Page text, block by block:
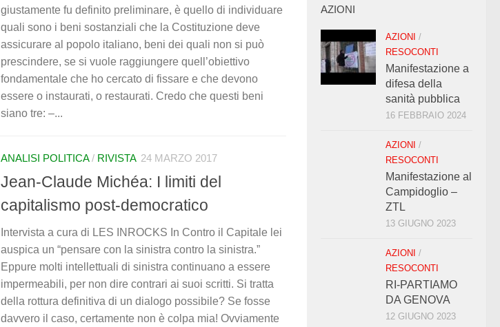
giustamente fu definito preliminare, è quello di individuare
quali sono i beni sostanziali che la Costituzione deve
assicurare al popolo italiano, beni dei quali non si può
prescindere, se si vuole raggiungere quell’obiettivo
fondamentale che ho cercato di fissare e che devono
essere o instaurati, o restaurati. Credo che questi beni
siano tre: –...
ANALISI POLITICA/ RIVISTA 24 MARZO 2017
Jean-Claude Michéa: I limiti del
capitalismo post-democratico
Intervista a cura di LES INROCKS In Contro il Capitale lei
auspica un “pensare con la sinistra contro la sinistra.”
Eppure molti intellettuali di sinistra continuano a essere
impermeabili, per non dire contrari ai suoi scritti. Si tratta
della rottura definitiva di un dialogo possibile? Se fosse
davvero il caso, certamente non è colpa mia! Ovviamente
AZIONI
AZIONI /
RESOCONTI
Manifestazione a
difesa della
sanità pubblica
16 FEBBRAIO 2024
AZIONI /
RESOCONTI
Manifestazione al
Campidoglio –
ZTL
13 GIUGNO 2023
AZIONI /
RESOCONTI
RI-PARTIAMO
DA GENOVA
12 GIUGNO 2023